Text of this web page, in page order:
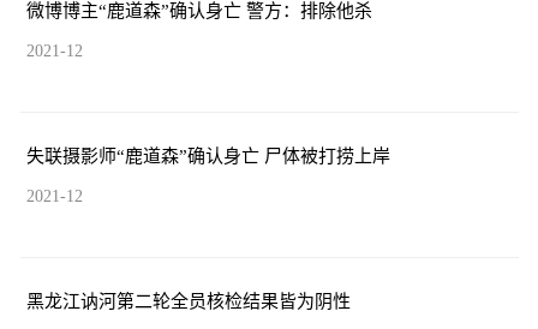
微博博主“鹿道森”确认身亡 警方：排除他杀
2021-12
失联摄影师“鹿道森”确认身亡 尸体被打捞上岸
2021-12
黑龙江讷河第二轮全员核检结果皆为阴性